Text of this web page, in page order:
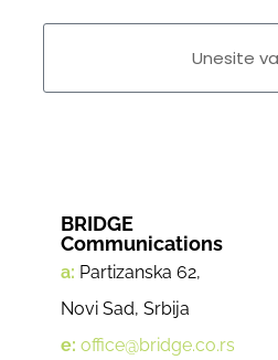
BRIDGE
Communications
a: Partizanska 62,
Novi Sad, Srbija
e: office@bridge.co.rs